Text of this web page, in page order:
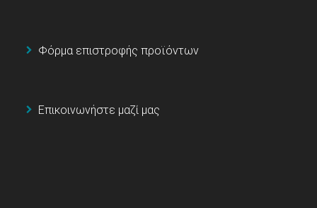
Φόρμα επιστροφής προϊόντων
Επικοινωνήστε μαζί μας